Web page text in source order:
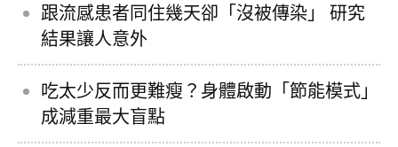
跟流感患者同住幾天卻「沒被傳染」 研究
結果讓人意外
吃太少反而更難瘦？身體啟動「節能模式」
成減重最大盲點